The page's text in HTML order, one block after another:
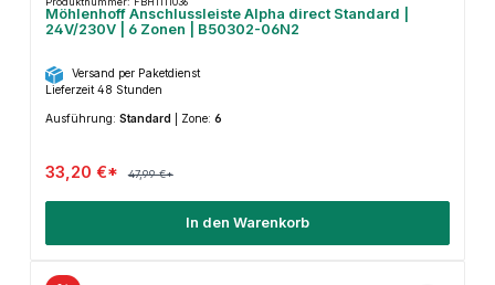
Möhlenhoff Anschlussleiste Alpha direct Standard |
24V/230V | 6 Zonen | B50302-06N2
Versand per Paketdienst
Lieferzeit 48 Stunden
Ausführung: Standard Zone: 6
33,20 €* 47,99 €*
In den Warenkorb